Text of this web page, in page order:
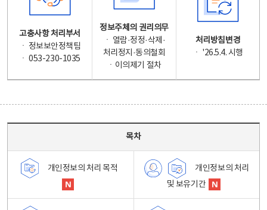
고충사항 처리부서
ㆍ 정보보안정책팀
ㆍ 053-230-1035
정보주체의 권리의무
ㆍ 열람·정정·삭제·
처리정지·동의철회
ㆍ이의제기 절차
처리방침변경
ㆍ '26.5.4. 시행
목차
개인정보의 처리 목적
개인정보의 처리
및 보유기간